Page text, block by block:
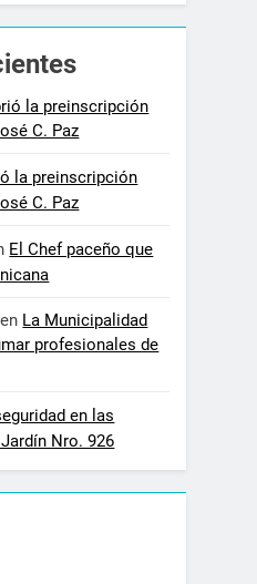
la preinscripción
C. Paz
la preinscripción
C. Paz
El Chef paceño que
La Municipalidad
profesionales de
en las
Nro. 926